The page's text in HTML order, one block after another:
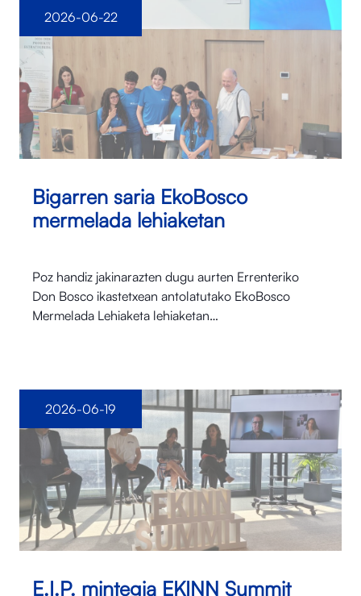
Bigarren saria EkoBosco
mermelada lehiaketan
Poz handiz jakinarazten dugu aurten Errenteriko
Don Bosco ikastetxean antolatutako EkoBosco
Mermelada Lehiaketa lehiaketan…
2026-06-22
E.I.P. mintegia EKINN Summit
2026-06-19